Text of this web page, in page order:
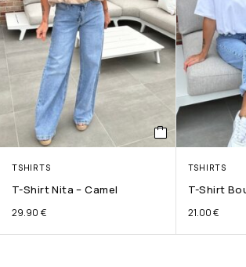
TSHIRTS
T-Shirt Nita – Camel
29.90 €
TSHIRTS
T-Shirt
21.00€